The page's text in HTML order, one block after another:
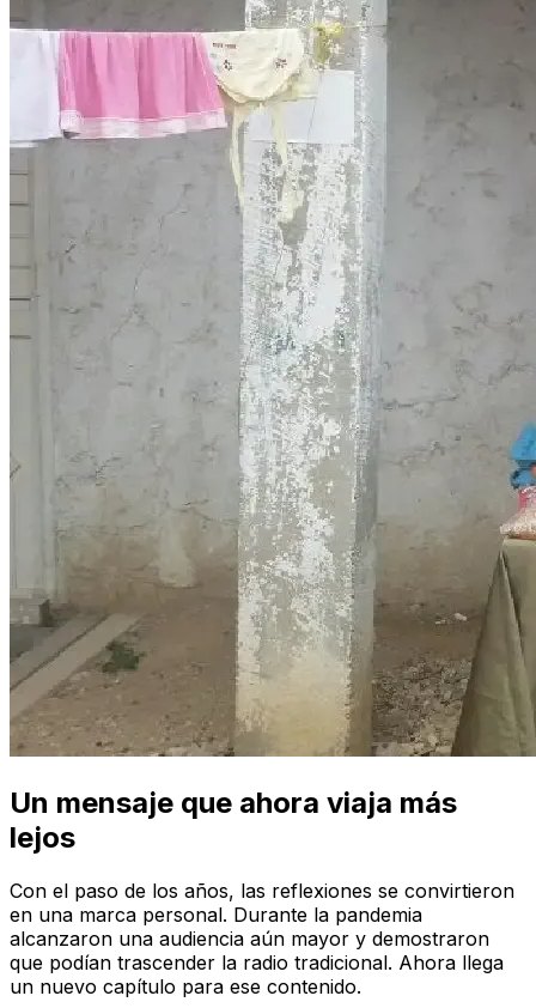
Un mensaje que ahora viaja más
lejos
Con el paso de los años, las reflexiones se convirtieron
en una marca personal. Durante la pandemia
alcanzaron una audiencia aún mayor y demostraron
que podían trascender la radio tradicional. Ahora llega
un nuevo capítulo para ese contenido.